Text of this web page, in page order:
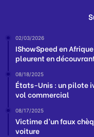
02/03/2026
IShowSpeed en
pleurent en
08/18/2025
États-Unis : un pilote
vol commercial
08/17/2025
Victime d’un faux
voiture